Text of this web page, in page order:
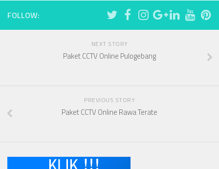
FOLLOW:
NEXT STORY
Paket CCTV Online Pulogebang
PREVIOUS STORY
Paket CCTV Online Rawa Terate